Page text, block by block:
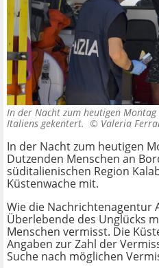
In der Nacht zum heutigen
Italiens gekentert. © Valeria
In der Nacht zum heutigen
Dutzenden Menschen an
süditalienischen Region
Küstenwache mit.
Wie die Nachrichtenagentur
Überlebende des Unglücks
Menschen vermisst. Die
Angaben zur Zahl der
Suche nach möglichen